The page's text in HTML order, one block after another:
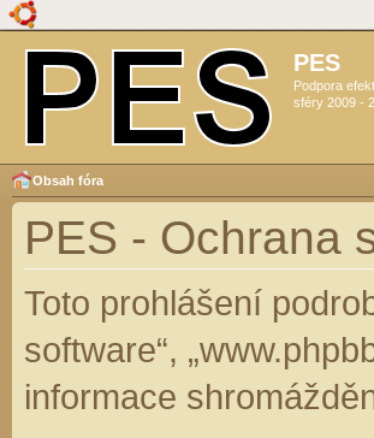
PES
Podpora
sféry 2009 -
Obsah fóra
PES - Ochrana
Toto prohlášení
software“,
informace